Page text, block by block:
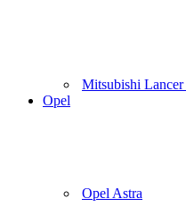
Mitsubishi
Opel
Opel Astra